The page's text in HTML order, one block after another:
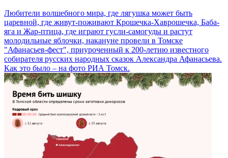
Любители волшебного мира, где лягушка может быть
царевной, где живут-поживают Крошечка-Хаврошечка, Баба-
яга и Жар-птица, где играют гусли-самогуды и растут
молодильные яблочки, накануне провели в Томске
"Афанасьев-фест", приуроченный к 200-летию известного
собирателя русских народных сказок Александра Афанасьева.
Как это было – на фото РИА Томск.